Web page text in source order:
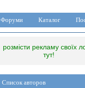
Форуми Каталог
розмісти рекламу своїх
тут!
Список авторов